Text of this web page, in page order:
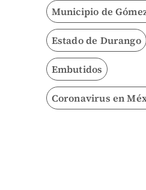
Municipio de
Estado de Durango
Embutidos
Coronavirus en